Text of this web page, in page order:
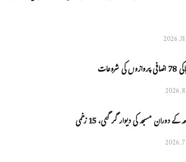
دوران مسجد کی دیوار گر گئی، 15 زخمی